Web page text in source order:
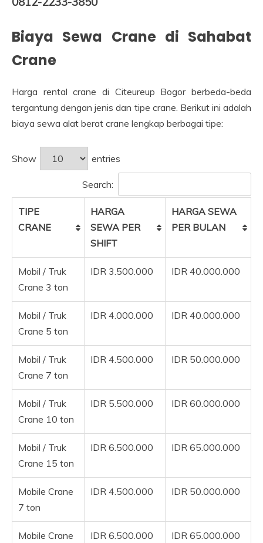
Biaya Sewa Crane di Sahabat
Crane
Harga rental crane di Citeureup Bogor berbeda-beda
tergantung dengan jenis dan tipe crane. Berikut ini adalah
biaya sewa alat berat crane lengkap berbagai tipe:
Show entries
Search:
TIPE
CRANE
HARGA
SEWA PER
SHIFT
HARGA SEWA
PER BULAN
Mobil / Truk
Crane 3 ton
IDR 3.500.000 IDR 40.000.000
Mobil / Truk
Crane 5 ton
IDR 4.000.000 IDR 40.000.000
Mobil / Truk
Crane 7 ton
IDR 4.500.000 IDR 50.000.000
Mobil / Truk
Crane 10 ton
IDR 5.500.000 IDR 60.000.000
Mobil / Truk
Crane 15 ton
IDR 6.500.000 IDR 65.000.000
Mobile Crane
7 ton
IDR 4.500.000 IDR 50.000.000
Mobile Crane
IDR 6.500.000 IDR 65.000.000